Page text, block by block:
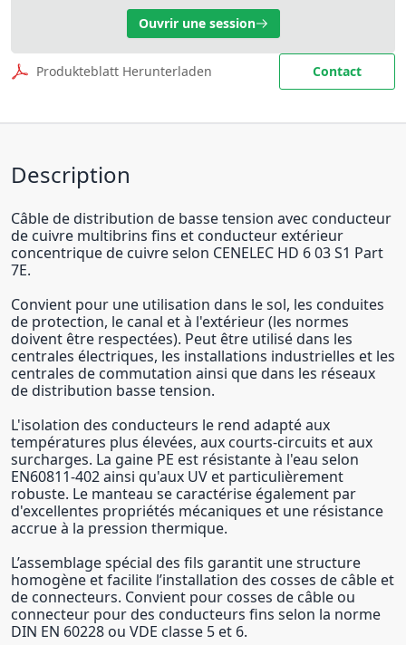
Ouvrir une session
Produkteblatt Herunterladen Contact
Description
Câble de distribution de basse tension avec conducteur
de cuivre multibrins fins et conducteur extérieur
concentrique de cuivre selon CENELEC HD 6 03 S1 Part
7E.
Convient pour une utilisation dans le sol, les conduites
de protection, le canal et à l'extérieur (les normes
doivent être respectées). Peut être utilisé dans les
centrales électriques, les installations industrielles et les
centrales de commutation ainsi que dans les réseaux
de distribution basse tension.
L'isolation des conducteurs le rend adapté aux
températures plus élevées, aux courts-circuits et aux
surcharges. La gaine PE est résistante à l'eau selon
EN60811-402 ainsi qu'aux UV et particulièrement
robuste. Le manteau se caractérise également par
d'excellentes propriétés mécaniques et une résistance
accrue à la pression thermique.
L’assemblage spécial des fils garantit une structure
homogène et facilite l’installation des cosses de câble et
de connecteurs. Convient pour cosses de câble ou
connecteur pour des conducteurs fins selon la norme
DIN EN 60228 ou VDE classe 5 et 6.